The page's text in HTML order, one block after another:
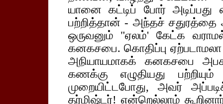
யானை கட்டிப் போர் அடிப்பது
பற்றித்தான் - அந்தச் சதுரத்தை
ஒருவனும் "ஏலம்' கேட்க
கனகசபை. கொதிப்பு
அநியாயமாகக் கனகசபை
கணக்கு எழுதியது
முறையிட்டபோது, அவர்
தர்மிஷ்டர்! என்றெல்லாம்